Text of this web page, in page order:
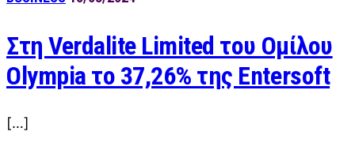
Στη Verdalite Limited του Ομίλου
Olympia το 37,26% της Entersoft
[…]